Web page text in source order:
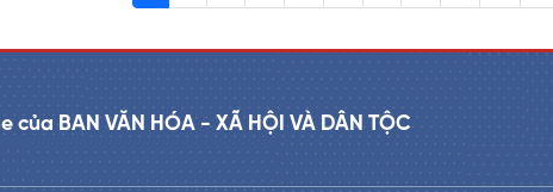
của BAN VĂN HÓA - XÃ HỘI VÀ DÂN TỘC